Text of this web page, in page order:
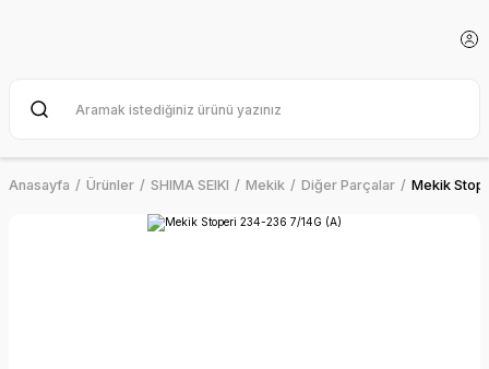
Anasayfa Ürünler SHIMA SEIKI Mekik Diğer Parçalar Mekik